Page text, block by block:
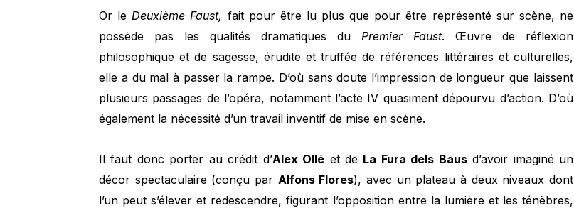
Or leDeuxième Faust, fait pour être lu plus que pour être représenté sur scène, ne
possède pas les qualités dramatiques du Premier Faust. Œuvre de réflexion
philosophique et de sagesse, érudite et truffée de références littéraires et culturelles,
elle a du mal à passer la rampe. D’où sans doute l’impression de longueur que laissent
plusieurs passages de l’opéra, notamment l’acte IV quasiment dépourvu d’action. D’où
également la nécessité d’un travail inventif de mise en scène.
Il faut donc porter au crédit d’Alex Ollé et de La Fura dels Bausd’avoir imaginé un
décor spectaculaire (conçu par Alfons Flores), avec un plateau à deux niveaux dont
l’un peut s’élever et redescendre, figurant l’opposition entre la lumière et les ténèbres,